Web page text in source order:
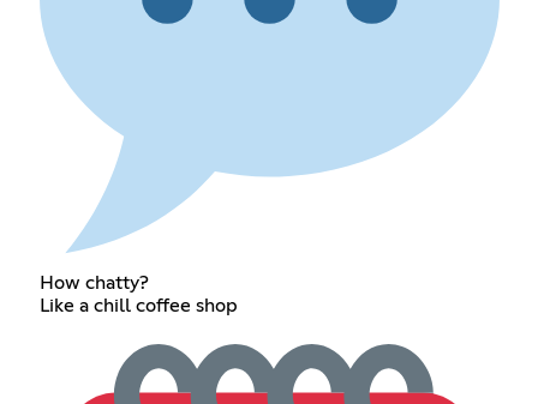
How chatty?
Like a chill coffee shop